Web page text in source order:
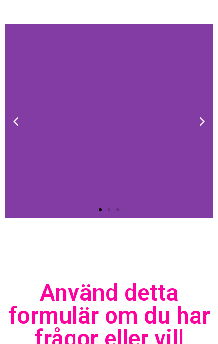
Använd detta
formulär om du har
frågor eller vill